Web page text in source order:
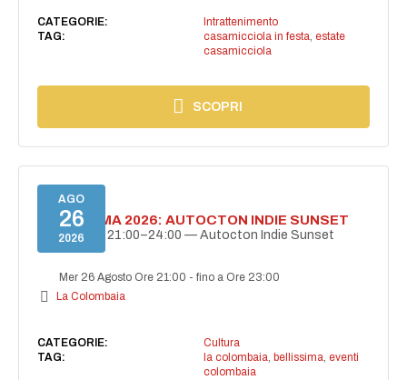
CATEGORIE:
Intrattenimento
TAG:
casamicciola in festa estate
casamicciola
SCOPRI
AGO
26
2026
BELLISSIMA 2026: AUTOCTON INDIE SUNSET
26 agosto | 21:00–24:00 — Autocton Indie Sunset
Mer 26 Agosto Ore 21:00 -fino a Ore 23:00
La Colombaia
CATEGORIE:
Cultura
TAG:
la colombaia, bellissima, eventi
colombaia